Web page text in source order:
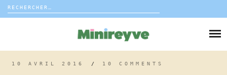
Rechercher :
10 AVRIL 2016 / 10 COMMENTS